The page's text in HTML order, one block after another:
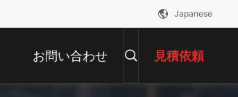
Japanese
お問い合わせ 見積依頼